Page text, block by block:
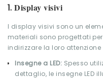
1.Display visivi
I display visivi sono un
materiali sono progettati
indirizzare la loro
Insegne a LED: Spesso
dettaglio, le insegne LED